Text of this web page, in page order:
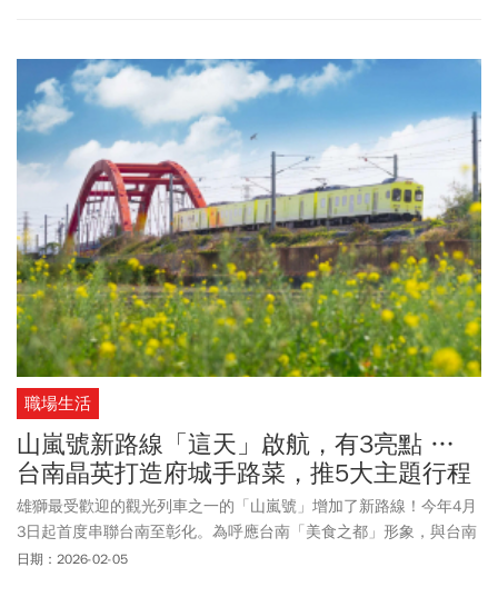
職場生活
山嵐號新路線「這天」啟航，有3亮點 …
台南晶英打造府城手路菜，推5大主題行程
雄獅最受歡迎的觀光列車之一的「山嵐號」增加了新路線！今年4月
3日起首度串聯台南至彰化。為呼應台南「美食之都」形象，與台南
晶英酒店合作，將府城經典手路菜搬上觀光列車。本次推出「阿舍
日期：2026-02-05